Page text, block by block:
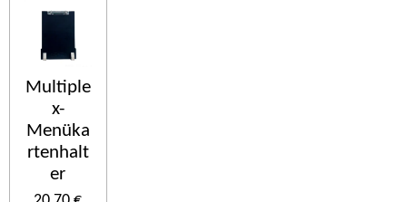
Multiple
x-
Menüka
rtenhalt
er